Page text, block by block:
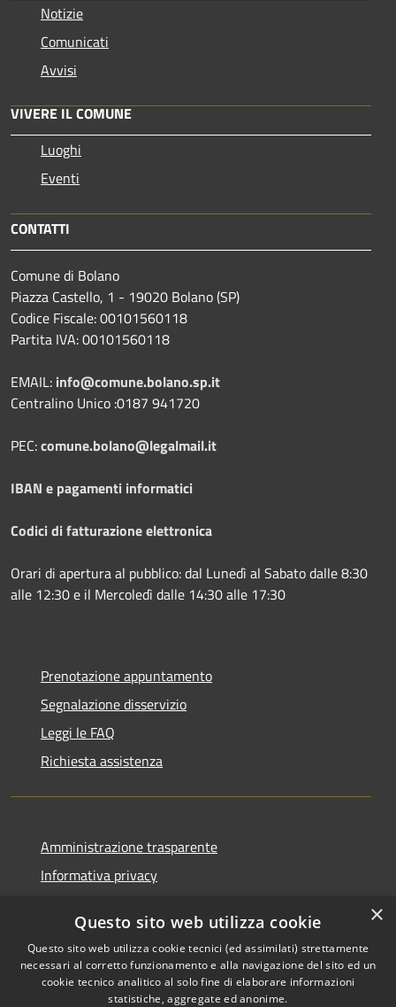
Notizie
Comunicati
Avvisi
VIVERE IL COMUNE
Luoghi
Eventi
CONTATTI
Comune di Bolano
Piazza Castello, 1 - 19020 Bolano (SP)
Codice Fiscale: 00101560118
Partita IVA: 00101560118
EMAIL: info@comune.bolano.sp.it
Centralino Unico :0187 941720
PEC:comune.bolano@legalmail.it
IBAN e pagamenti informatici
Codici di fatturazione elettronica
Orari di apertura al pubblico: dal Lunedì al Sabato dalle 8:30
alle 12:30 e il Mercoledì dalle 14:30 alle 17:30
Prenotazione appuntamento
Segnalazione disservizio
Leggi le FAQ
Richiesta assistenza
Amministrazione trasparente
Informativa privacy
Dichiarazione di accessibilità
×
Questo sito web utilizza cookie
Questo sito web utilizza cookie tecnici (ed assimilati) strettamente
necessari al corretto funzionamento e alla navigazione del sito ed un
cookie tecnico analitico al solo fine di elaborare informazioni
statistiche, aggregate ed anonime.